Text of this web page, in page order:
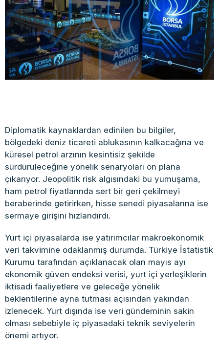
Diplomatik kaynaklardan edinilen bu bilgiler,
bölgedeki deniz ticareti ablukasının kalkacağına ve
küresel petrol arzının kesintisiz şekilde
sürdürüleceğine yönelik senaryoları ön plana
çıkarıyor. Jeopolitik risk algısındaki bu yumuşama,
ham petrol fiyatlarında sert bir geri çekilmeyi
beraberinde getirirken, hisse senedi piyasalarına ise
sermaye girişini hızlandırdı.
Yurt içi piyasalarda ise yatırımcılar makroekonomik
veri takvimine odaklanmış durumda. Türkiye İstatistik
Kurumu tarafından açıklanacak olan mayıs ayı
ekonomik güven endeksi verisi, yurt içi yerleşiklerin
iktisadi faaliyetlere ve geleceğe yönelik
beklentilerine ayna tutması açısından yakından
izlenecek. Yurt dışında ise veri gündeminin sakin
olması sebebiyle iç piyasadaki teknik seviyelerin
önemi artıyor.